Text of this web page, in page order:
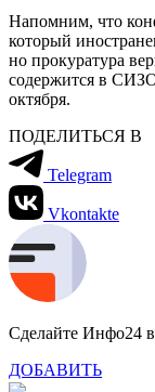
Напомним, что
который
но прокуратура
содержится в
октября.
ПОДЕЛИТЬСЯ В
Telegram
Vkontakte
Сделайте Инфо24
ДОБАВИТЬ